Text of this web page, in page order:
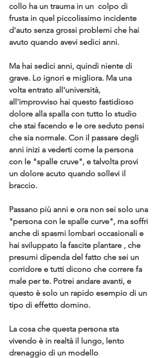
collo ha un trauma in un  colpo di
frusta in quel piccolissimo incidente
d'auto senza grossi problemi che hai
avuto quando avevi sedici anni.
Ma hai sedici anni, quindi niente di
grave. Lo ignori e migliora. Ma una
volta entrato all'università,
all'improvviso hai questo fastidioso
dolore alla spalla con tutto lo studio
che stai facendo e le ore seduto pensi
che sia normale. Con il passare degli
anni inizi a vederti come la persona
con le "spalle cruve", e talvolta provi
un dolore acuto quando sollevi il
braccio.
Passano più anni e ora non sei solo una
"persona con le spalle curve", ma soffri
anche di spasmi lombari occasionali e
hai sviluppato la fascite plantare , che
presumi dipenda del fatto che sei un
corridore e tutti dicono che correre fa
male per te. Potrei andare avanti, e
questo è solo un rapido esempio di un
tipo di effetto domino.
La cosa che questa persona sta
vivendo è in realtà il lungo, lento
drenaggio di un modello